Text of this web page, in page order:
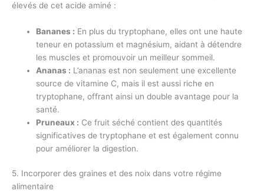
élevés de cet acide aminé :
Bananes : En plus du tryptophane, elles ont une haute
teneur en potassium et magnésium, aidant à détendre
les muscles et promouvoir un meilleur sommeil.
Ananas : L’ananas est non seulement une excellente
source de vitamine C, mais il est aussi riche en
tryptophane, offrant ainsi un double avantage pour la
santé.
Pruneaux : Ce fruit séché contient des quantités
significatives de tryptophane et est également connu
pour améliorer la digestion.
5. Incorporer des graines et des noix dans votre régime
alimentaire